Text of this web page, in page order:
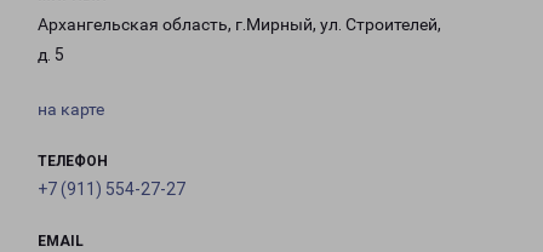
Архангельская область, г.Мирный, ул. Строителей,
д. 5
на карте
ТЕЛЕФОН
+7 (911) 554-27-27
EMAIL